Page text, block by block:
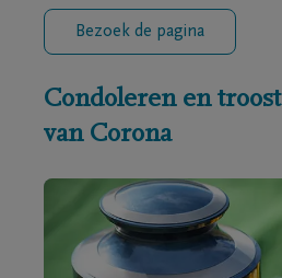
Bezoek de pagina
Condoleren en
van Corona